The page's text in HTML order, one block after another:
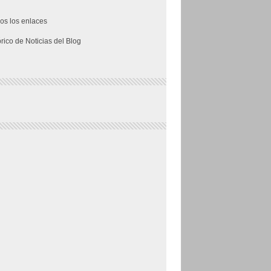
los enlaces
de Noticias del Blog